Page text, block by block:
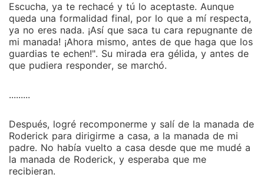
Escucha, ya te rechacé y tú lo aceptaste. Aunque
queda una formalidad final, por lo que a mí respecta,
ya no eres nada. ¡Así que saca tu cara repugnante de
mi manada! ¡Ahora mismo, antes de que haga que los
guardias te echen!". Su mirada era gélida, y antes de
que pudiera responder, se marchó.
.........
Después, logré recomponerme y salí de la manada de
Roderick para dirigirme a casa, a la manada de mi
padre. No había vuelto a casa desde que me mudé a
la manada de Roderick, y esperaba que me
recibieran.